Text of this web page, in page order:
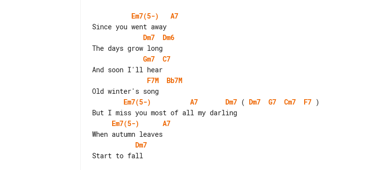
Em7(5-)
A7
Dm7
Dm6
Gm7
C7
F7M
Bb7M
Em7(5-)
A7 Dm7 ( Dm7 G7 Cm7 F7 )
Em7(5-)
A7
Dm7